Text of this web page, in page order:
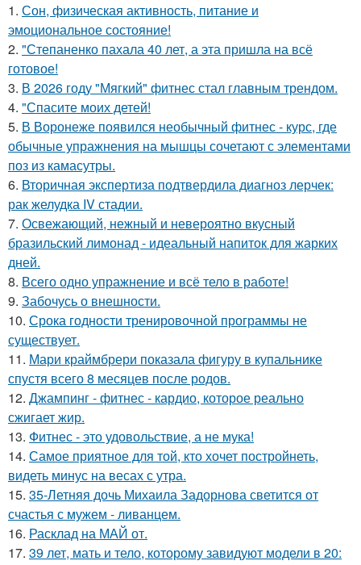
1. Сон, физическая активность, питание и
эмоциональное состояние!
2. "Степаненко пахала 40 лет, а эта пришла на всё
готовое!
3. В 2026 году "Мягкий" фитнес стал главным трендом.
4. "Спасите моих детей!
5. В Воронеже появился необычный фитнес - курс, где
обычные упражнения на мышцы сочетают с элементами
поз из камасутры.
6. Вторичная экспертиза подтвердила диагноз лерчек:
рак желудка IV стадии.
7. Освежающий, нежный и невероятно вкусный
бразильский лимонад - идеальный напиток для жарких
дней.
8. Всего одно упражнение и всё тело в работе!
9. Забочусь о внешности.
10. Срока годности тренировочной программы не
существует.
11. Мари краймбрери показала фигуру в купальнике
спустя всего 8 месяцев после родов.
12. Джампинг - фитнес - кардио, которое реально
сжигает жир.
13. Фитнес - это удовольствие, а не мука!
14. Самое приятное для той, кто хочет постройнеть,
видеть минус на весах с утра.
15. 35-Летняя дочь Михаила Задорнова светится от
счастья с мужем - ливанцем.
16. Расклад на МАЙ от.
17. 39 лет, мать и тело, которому завидуют модели в 20: